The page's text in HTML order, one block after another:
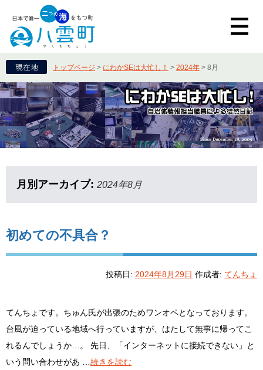
トップページ > にわかSEは大忙し！ > 2024年 > 8月
月別アーカイブ: 2024年8月
初めての不具合？
投稿日: 2024年8月29日 作成者: てんちょ
てんちょです。ちゅん氏が出張のためワンオペとなっております。
台風が迫っている地域へ行っていますが、はたして無事に帰ってこ
れるんでしょうか…。 先日、「インターネットに接続できない」と
いう問い合わせがあ … 続きを読む